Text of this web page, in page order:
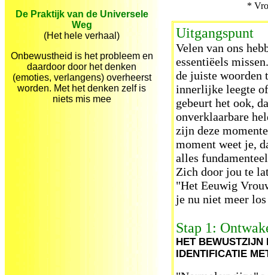
De Praktijk van de Universele
Weg
(Het hele verhaal)
Onbewustheid is het probleem en
daardoor door het denken
(emoties, verlangens) overheerst
worden. Met het denken zelf is
niets mis mee
*
Uitgangspunt
Velen van ons
essentiëels
de juiste woorden
innerlijke leegte
gebeurt het ook,
onverklaarbare
zijn deze
moment weet je,
alles
Zich door jou te
"Het Eeuwig
je nu niet meer
Stap 1:
HET BEWUSTZIJN
IDENTIFICATIE